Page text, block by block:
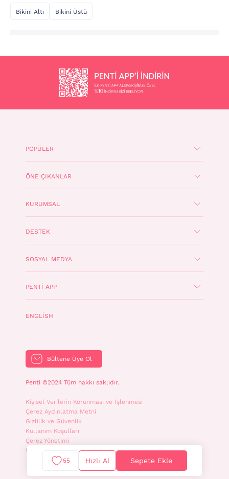
55 Hızlı Al Sepete Ekle
Bikini Altı Bikini Üstü
POPÜLER
ÖNE ÇIKANLAR
KURUMSAL
DESTEK
SOSYAL MEDYA
PENTI APP
ENGLISH
Bültene Üye Ol
Penti ©2024 Tüm hakkı saklıdır.
Kişisel Verilerin Korunması ve İşlenmesi
Çerez Aydınlatma Metni
Gizlilik ve Güvenlik
Kullanım Koşulları
Çerez Yönetimi
WhatsApp İletişim Aydınlatma Metni